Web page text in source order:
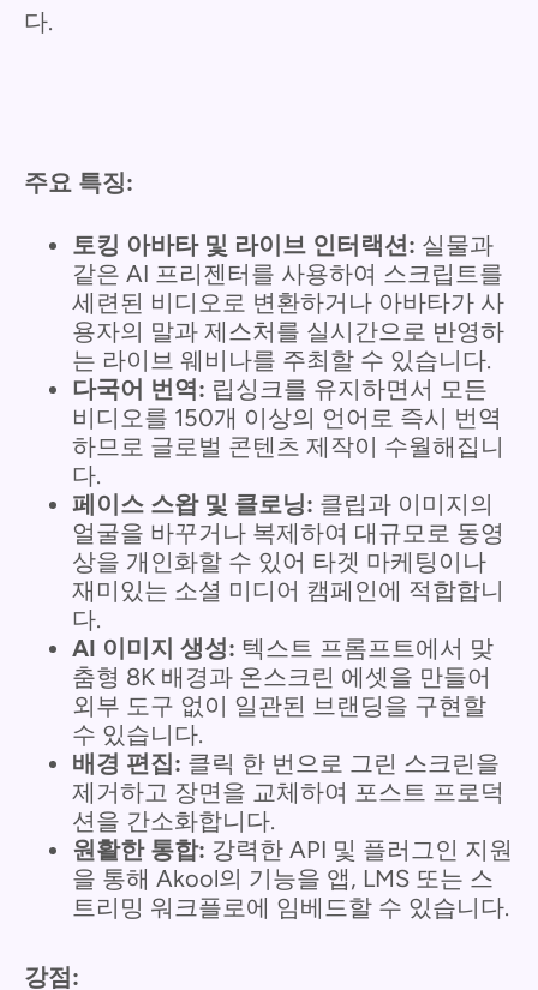
다.
주요 특징:
토킹 아바타 및 라이브 인터랙션: 실물과
같은 AI 프리젠터를 사용하여 스크립트를
세련된 비디오로 변환하거나 아바타가 사
용자의 말과 제스처를 실시간으로 반영하
는 라이브 웨비나를 주최할 수 있습니다.
다국어 번역: 립싱크를 유지하면서 모든
비디오를 150개 이상의 언어로 즉시 번역
하므로 글로벌 콘텐츠 제작이 수월해집니
다.
페이스 스왑 및 클로닝: 클립과 이미지의
얼굴을 바꾸거나 복제하여 대규모로 동영
상을 개인화할 수 있어 타겟 마케팅이나
재미있는 소셜 미디어 캠페인에 적합합니
다.
AI 이미지 생성: 텍스트 프롬프트에서 맞
춤형 8K 배경과 온스크린 에셋을 만들어
외부 도구 없이 일관된 브랜딩을 구현할
수 있습니다.
배경 편집: 클릭 한 번으로 그린 스크린을
제거하고 장면을 교체하여 포스트 프로덕
션을 간소화합니다.
원활한 통합: 강력한 API 및 플러그인 지원
을 통해 Akool의 기능을 앱, LMS 또는 스
트리밍 워크플로에 임베드할 수 있습니다.
강점: